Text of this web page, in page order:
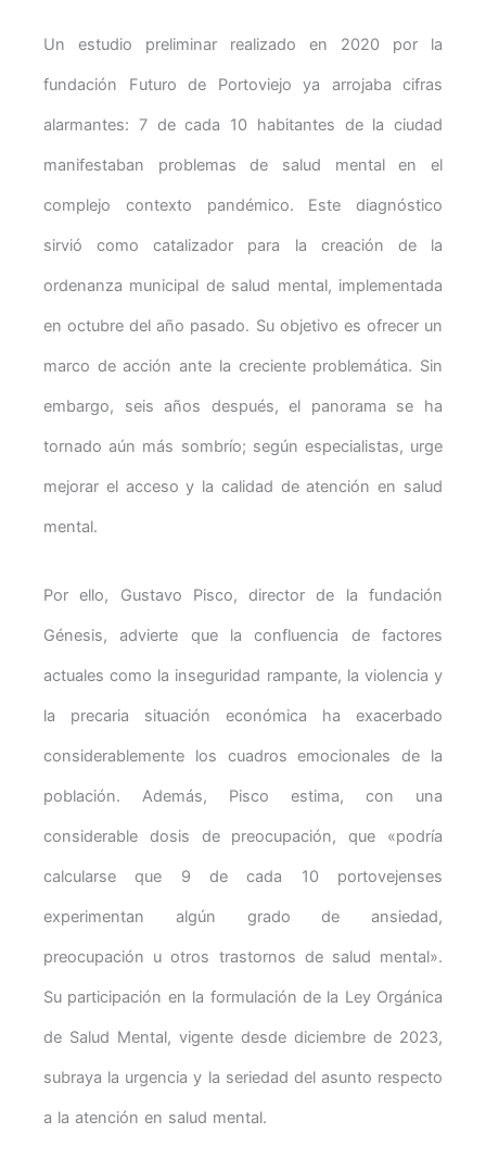
Un estudio preliminar realizado en 2020 por la
fundación Futuro de Portoviejo ya arrojaba cifras
alarmantes: 7 de cada 10 habitantes de la ciudad
manifestaban problemas de salud mental en el
complejo contexto pandémico. Este diagnóstico
sirvió como catalizador para la creación de la
ordenanza municipal de salud mental, implementada
en octubre del año pasado. Su objetivo es ofrecer un
marco de acción ante la creciente problemática. Sin
embargo, seis años después, el panorama se ha
tornado aún más sombrío; según especialistas, urge
mejorar el acceso y la calidad de atención en salud
mental.
Por ello, Gustavo Pisco, director de la fundación
Génesis, advierte que la confluencia de factores
actuales como la inseguridad rampante, la violencia y
la precaria situación económica ha exacerbado
considerablemente los cuadros emocionales de la
población. Además, Pisco estima, con una
considerable dosis de preocupación, que «podría
calcularse que 9 de cada 10 portovejenses
experimentan algún grado de ansiedad,
preocupación u otros trastornos de salud mental».
Su participación en la formulación de la Ley Orgánica
de Salud Mental, vigente desde diciembre de 2023,
subraya la urgencia y la seriedad del asunto respecto
a la atención en salud mental.